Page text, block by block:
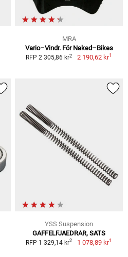
MRA
Vario–Vindr. För Naked–Bikes
RFP 2 305,86 kr2 2 190,62 kr1
YSS Suspension
GAFFELFJAEDRAR, SATS
RFP 1 329,14 kr2 1 078,89 kr1